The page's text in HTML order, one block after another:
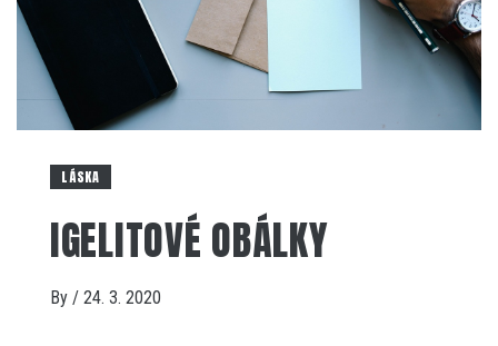
LÁSKA
IGELITOVÉ OBÁLKY
By / 24. 3. 2020